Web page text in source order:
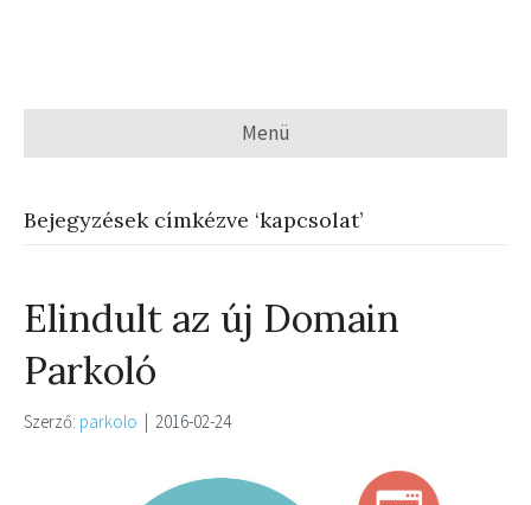
Menü
Bejegyzések címkézve ‘kapcsolat’
Elindult az új Domain
Parkoló
Szerző: parkolo | 2016-02-24